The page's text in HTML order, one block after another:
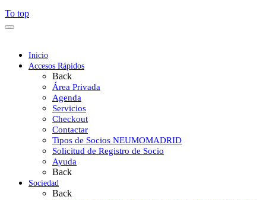
To top
Inicio
Accesos Rápidos
Back
Área Privada
Agenda
Servicios
Checkout
Contactar
Tipos de Socios NEUMOMADRID
Solicitud de Registro de Socio
Ayuda
Back
Sociedad
Back